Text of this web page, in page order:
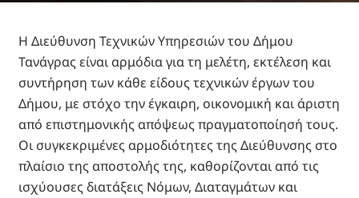
Η Διεύθυνση Τεχνικών Υπηρεσιών του Δήμου
Τανάγρας είναι αρμόδια για τη μελέτη, εκτέλεση και
συντήρηση των κάθε είδους τεχνικών έργων του
Δήμου, με στόχο την έγκαιρη, οικονομική και άριστη
από επιστημονικής απόψεως πραγματοποίησή τους.
Οι συγκεκριμένες αρμοδιότητες της Διεύθυνσης στο
πλαίσιο της αποστολής της, καθορίζονται από τις
ισχύουσες διατάξεις Νόμων, Διαταγμάτων και